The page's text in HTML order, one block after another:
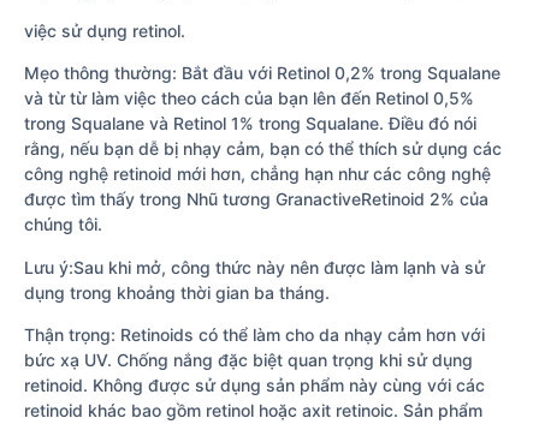
việc sử dụng retinol.
Mẹo thông thường: Bắt đầu với Retinol 0,2% trong Squalane
và từ từ làm việc theo cách của bạn lên đến Retinol 0,5%
trong Squalane và Retinol 1% trong Squalane. Điều đó nói
rằng, nếu bạn dễ bị nhạy cảm, bạn có thể thích sử dụng các
công nghệ retinoid mới hơn, chẳng hạn như các công nghệ
được tìm thấy trong Nhũ tương GranactiveRetinoid 2% của
chúng tôi.
Lưu ý:Sau khi mở, công thức này nên được làm lạnh và sử
dụng trong khoảng thời gian ba tháng.
Thận trọng: Retinoids có thể làm cho da nhạy cảm hơn với
bức xạ UV. Chống nắng đặc biệt quan trọng khi sử dụng
retinoid. Không được sử dụng sản phẩm này cùng với các
retinoid khác bao gồm retinol hoặc axit retinoic. Sản phẩm